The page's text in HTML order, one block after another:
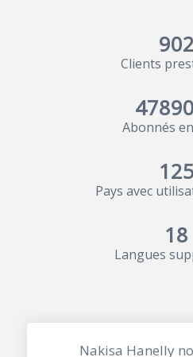
902
Clients
Abonnés
Pays avec
18
Langues
Nakisa Hanelly